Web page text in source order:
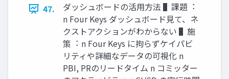
47.
ダッシュボードの活⽤⽅法 ▌課題︓
n Four Keys ダッシュボード⾒て、ネ
クストアクションがわからない ▌施
策︓ n Four Keys に拘らずケイパビ
リティや詳細なデータの可視化 n
PBI, PRのリードタイム n コミッター